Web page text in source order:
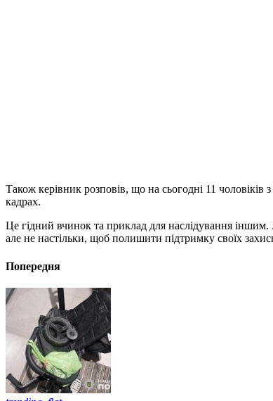
Також керівник розповів, що на сьогодні 11
кадрах.
Це гідний вчинок та приклад для наслідування
але не настільки, щоб полишити підтримку своїх
Попередня